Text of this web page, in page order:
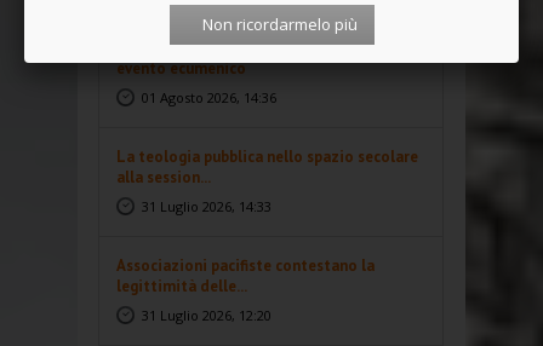
Sessione ecumenica Sae: Bari 2026, un
evento ecumenico
01 Agosto 2026, 14:36
La teologia pubblica nello spazio secolare
alla session...
31 Luglio 2026, 14:33
Associazioni pacifiste contestano la
legittimità delle...
31 Luglio 2026, 12:20
Non ricordarmelo più